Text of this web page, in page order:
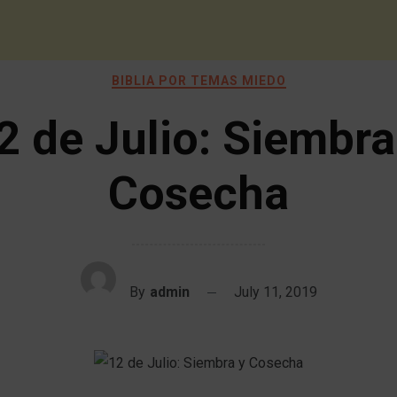
BIBLIA POR TEMAS MIEDO
de Julio:
Cosecha
By admin July 11, 2019